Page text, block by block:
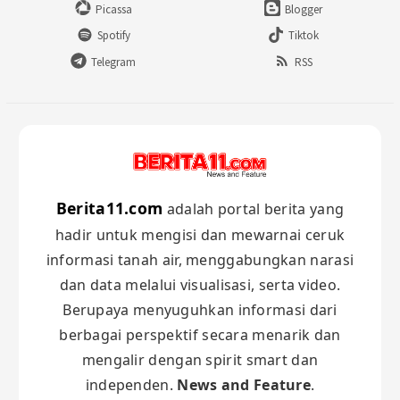
Picassa
Blogger
Spotify
Tiktok
Telegram
RSS
Berita11.com adalah portal berita yang
hadir untuk mengisi dan mewarnai ceruk
informasi tanah air, menggabungkan narasi
dan data melalui visualisasi, serta video.
Berupaya menyuguhkan informasi dari
berbagai perspektif secara menarik dan
mengalir dengan spirit smart dan
independen. News and Feature.